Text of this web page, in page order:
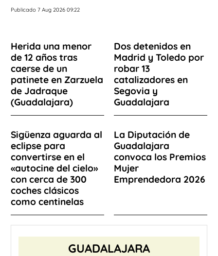
Publicado 7 Aug 2026 09:22
Herida una menor
de 12 años tras
caerse de un
patinete en Zarzuela
de Jadraque
(Guadalajara)
Dos detenidos en
Madrid y Toledo por
robar 13
catalizadores en
Segovia y
Guadalajara
Sigüenza aguarda al
eclipse para
convertirse en el
«autocine del cielo»
con cerca de 300
coches clásicos
como centinelas
La Diputación de
Guadalajara
convoca los Premios
Mujer
Emprendedora 2026
GUADALAJARA